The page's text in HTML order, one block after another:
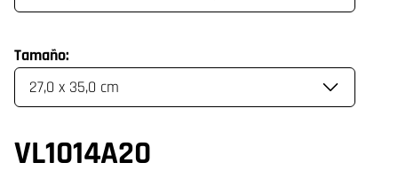
Tamaño:
VL1014A20